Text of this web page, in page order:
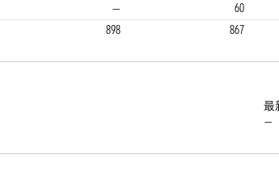
— 60
898 867
最
—